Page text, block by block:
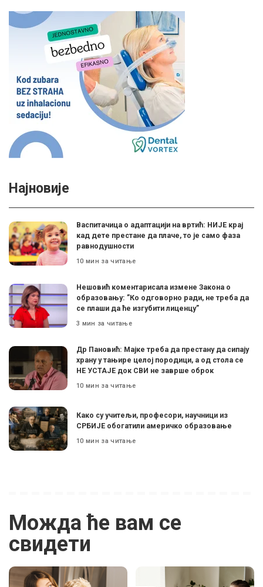
Најновије
Васпитачица о адаптацији на вртић: НИЈЕ крај
кад дете престане да плаче, то је само фаза
равнодушности
10 мин за читање
Нешовић коментарисала измене Закона о
образовању: ”Ко одговорно ради, не треба да
се плаши да ће изгубити лиценцу”
3 мин за читање
Др Пановић: Мајке треба да престану да сипају
храну у тањире целој породици, а од стола се
НЕ УСТАЈЕ док СВИ не заврше оброк
10 мин за читање
Како су учитељи, професори, научници из
СРБИЈЕ обогатили америчко образовање
10 мин за читање
Можда ће вам се
свидети